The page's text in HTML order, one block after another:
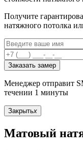
Получите
натяжного потолка
Заказать замер
Менеджер отправит
течении 1 минуты
Закрытьx
Матовый